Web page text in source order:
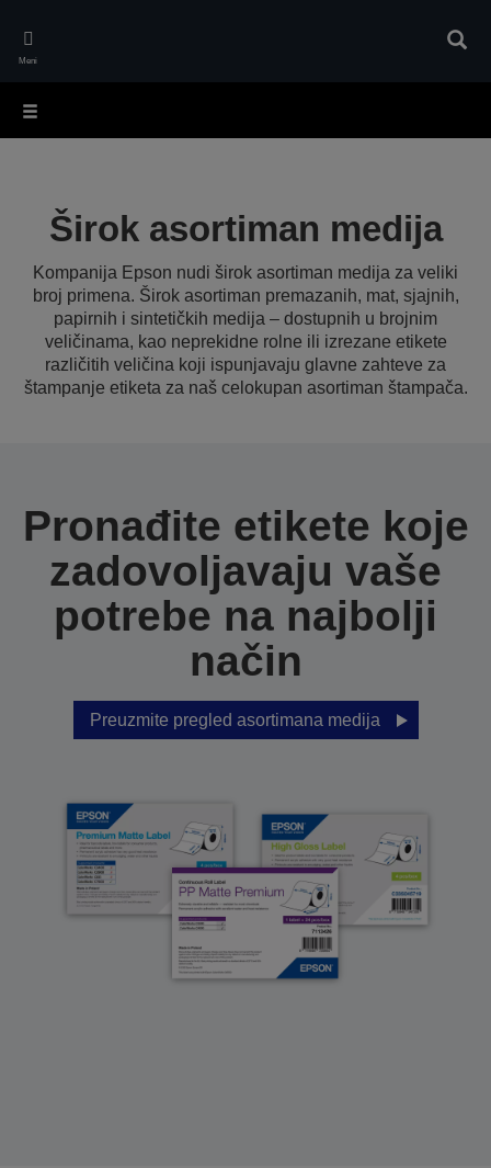
main
Meni
Širok asortiman medija
Kompanija Epson nudi širok asortiman medija za veliki
broj primena. Širok asortiman premazanih, mat, sjajnih,
papirnih i sintetičkih medija – dostupnih u brojnim
veličinama, kao neprekidne rolne ili izrezane etikete
različitih veličina koji ispunjavaju glavne zahteve za
štampanje etiketa za naš celokupan asortiman štampača.
Pronađite etikete koje
zadovoljavaju vaše
potrebe na najbolji
način
Preuzmite pregled asortimana medija